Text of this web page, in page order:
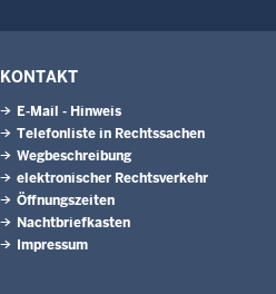
KONTAKT
E-Mail - Hinweis
Telefonliste in Rechtssachen
Wegbeschreibung
elektronischer Rechtsverkehr
Öffnungszeiten
Nachtbriefkasten
Impressum